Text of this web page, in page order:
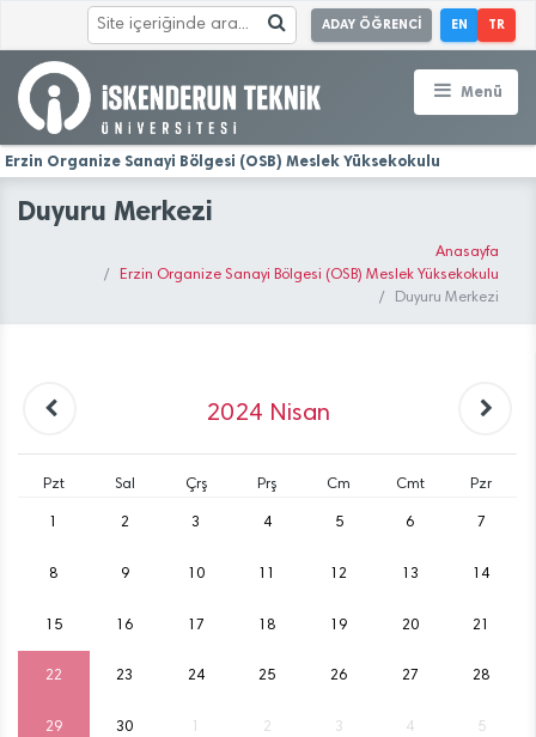
ADAY ÖĞRENCİ EN TR
Menü
Erzin Organize Sanayi Bölgesi (OSB) Meslek Yüksekokulu
Duyuru Merkezi
Anasayfa
Erzin Organize Sanayi Bölgesi (OSB) Meslek Yüksekokulu
Duyuru Merkezi
2024 Nisan
Pzt Sal Çrş Prş Cm Cmt Pzr
2 3 4 5 6 7
8 9 10 12 13 14
15 16 17 18 19 20 21
22 23 24 25 26 27 28
29 30 2 3 4 5